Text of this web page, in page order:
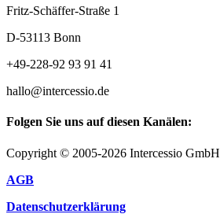
Fritz-Schäffer-Straße 1
D-53113 Bonn
+49-228-92 93 91 41
hallo@intercessio.de
Folgen Sie uns auf diesen Kanälen:
Copyright © 2005-2026 Intercessio GmbH
AGB
Datenschutzerklärung